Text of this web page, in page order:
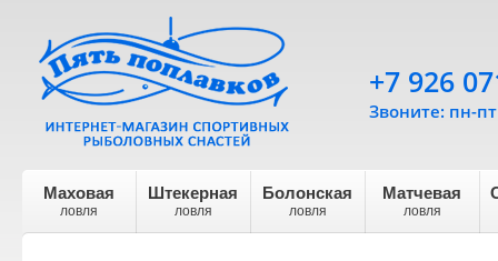
Маховая
ловля
Штекерная
ловля
Болонская
ловля
Матчевая
ловля
+7 926
Звоните: пн-